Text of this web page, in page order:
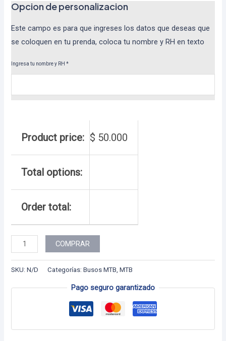
Opcion de personalizacion
Este campo es para que ingreses los datos que deseas que
se coloquen en tu prenda, coloca tu nombre y RH en texto
Ingresa tu nombre y RH*
Product price: $ 50.000
Total options:
Order total:
BUS
MTB
9
COMPRAR
SKU:N/D Categorías:Busos MTB ,MTB
Pago seguro garantizado